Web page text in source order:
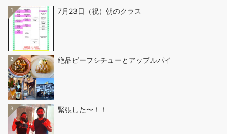
1 7月23日（祝）朝のクラス
2 絶品ビーフシチューとアップルパイ
3 緊張した〜！！